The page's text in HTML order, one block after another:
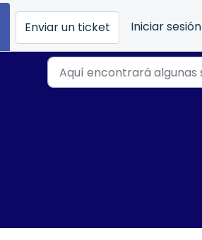
Enviar un ticket Iniciar sesión